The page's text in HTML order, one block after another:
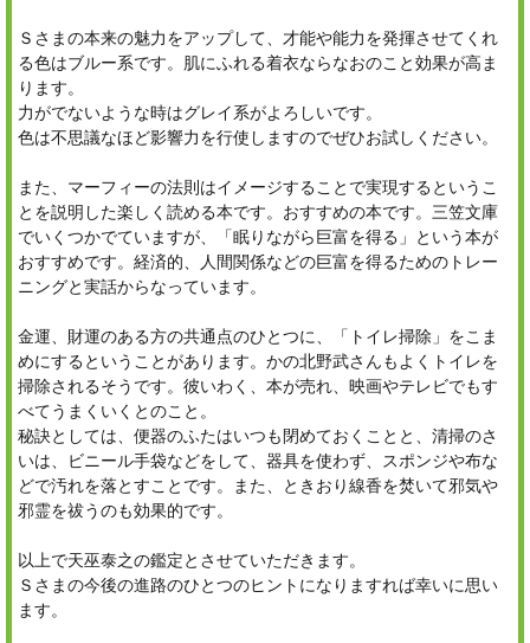
Ｓさまの本来の魅力をアップして、才能や能力を発揮させてくれ
る色はブルー系です。肌にふれる着衣ならなおのこと効果が高ま
ります。
力がでないような時はグレイ系がよろしいです。
色は不思議なほど影響力を行使しますのでぜひお試しください。
また、マーフィーの法則はイメージすることで実現するというこ
とを説明した楽しく読める本です。おすすめの本です。三笠文庫
でいくつかでていますが、「眠りながら巨富を得る」という本が
おすすめです。経済的、人間関係などの巨富を得るためのトレー
ニングと実話からなっています。
金運、財運のある方の共通点のひとつに、「トイレ掃除」をこま
めにするということがあります。かの北野武さんもよくトイレを
掃除されるそうです。彼いわく、本が売れ、映画やテレビでもす
べてうまくいくとのこと。
秘訣としては、便器のふたはいつも閉めておくことと、清掃のさ
いは、ビニール手袋などをして、器具を使わず、スポンジや布な
どで汚れを落とすことです。また、ときおり線香を焚いて邪気や
邪霊を祓うのも効果的です。
以上で天巫泰之の鑑定とさせていただきます。
Ｓさまの今後の進路のひとつのヒントになりますれば幸いに思い
ます。